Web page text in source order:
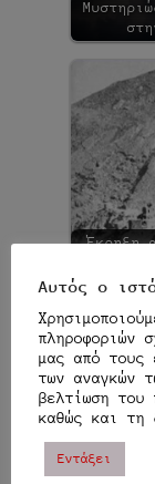
Έκρηξη
Κατηγορίες:
γεγονότα,Ελλάδα
άρθρων
Αυτός ο
πληροφοριών
μας από τους
των αναγκών
βελτίωση του
καθώς και τη
Εντάξει